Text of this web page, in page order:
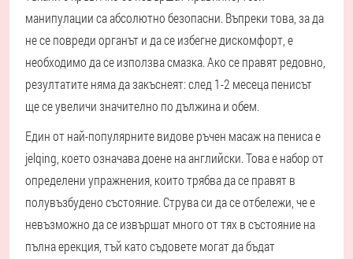
манипулации са абсолютно безопасни. Въпреки това, за да
не се повреди органът и да се избегне дискомфорт, е
необходимо да се използва смазка. Ако се правят редовно,
резултатите няма да закъснеят: след 1-2 месеца пенисът
ще се увеличи значително по дължина и обем.
Един от най-популярните видове ръчен масаж на пениса е
jelqing, което означава доене на английски. Това е набор от
определени упражнения, които трябва да се правят в
полувъзбудено състояние. Струва си да се отбележи, че е
невъзможно да се извършат много от тях в състояние на
пълна ерекция, тъй като съдовете могат да бъдат